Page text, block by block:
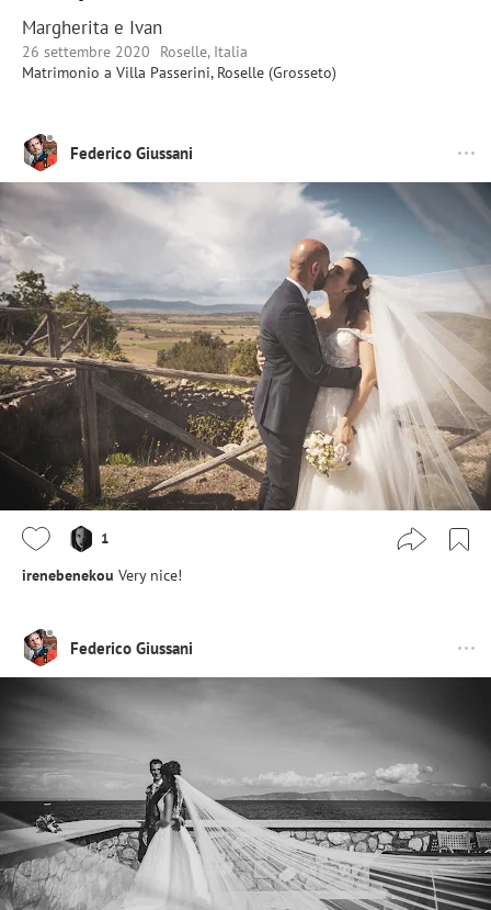
Margherita e Ivan
26 settembre 2020
Roselle, Italia
Matrimonio a Villa Passerini, Roselle (Grosseto)
Federico Giussani
1
irenebenekou Very nice!
Federico Giussani